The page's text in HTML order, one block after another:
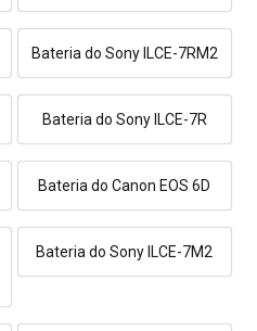
Bateria do Sony ILCE-7RM2
Bateria do Sony ILCE-7R
Bateria do Canon EOS 6D
Bateria do Sony ILCE-7M2